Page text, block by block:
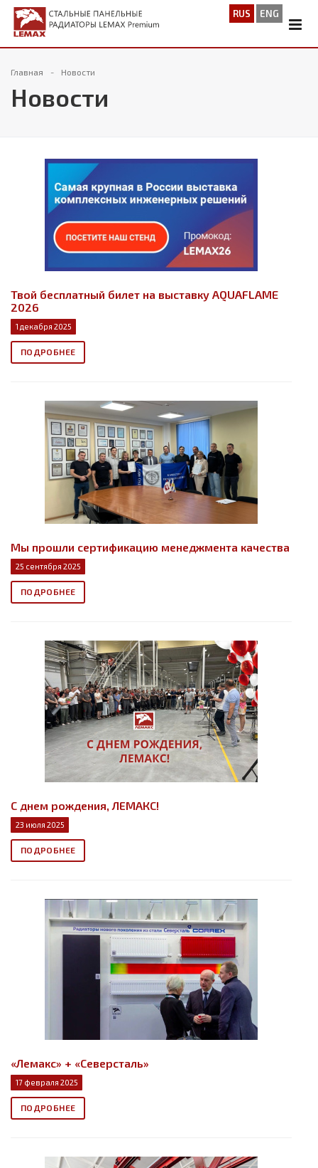
RUS ENG
Главная Новости
Новости
Твой бесплатный билет на выставку AQUAFLAME
2026
1 декабря 2025
ПОДРОБНЕЕ
Мы прошли сертификацию менеджмента качества
25 сентября 2025
ПОДРОБНЕЕ
С днем рождения, ЛЕМАКС!
23 июля 2025
ПОДРОБНЕЕ
«Лемакс» + «Северсталь»
17 февраля 2025
ПОДРОБНЕЕ